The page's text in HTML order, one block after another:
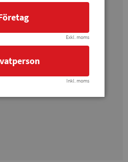
Exkl. moms
Inkl. moms